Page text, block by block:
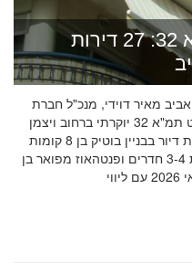
מאיר דוידי מגשים תמ"א 32: 27 דירות
פרויקט היוקרה ויצמן 52 תל אביב מאיר דוידי, מנכ"ל חברת
ניצנים אחזקות ופיננסים, מקדם פרויקט תמ"א 32 יוקרתי ברחוב ויצמן
52 בתל אביב. הפרויקט יכלול 27 יחידות דיור בבניין בוטיק בן 8 קומות
באזור כיכר המדינה, כולל תמהיל דירות 3-4 חדרים ופנטהאוז מפואר בן